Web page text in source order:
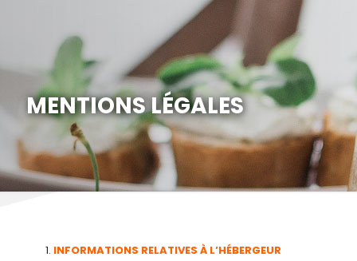
MENTIONS LÉGALES
INFORMATIONS RELATIVES À L’HÉBERGEUR